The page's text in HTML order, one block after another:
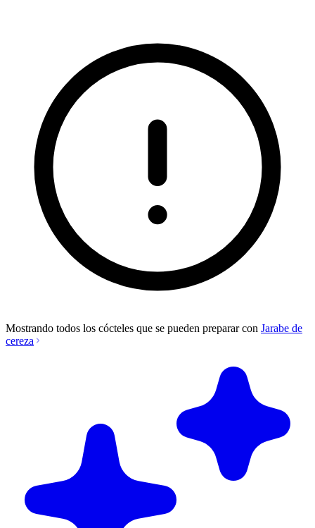
Mostrando todos los cócteles que se pueden preparar con Jarabe de
cereza